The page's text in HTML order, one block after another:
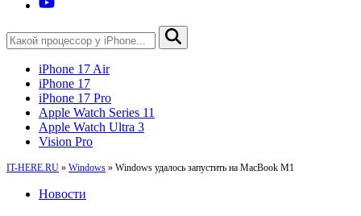
iPhone 17 Air
iPhone 17
iPhone 17 Pro
Apple Watch Series 11
Apple Watch Ultra 3
Vision Pro
IT-HERE.RU » Windows » Windows удалось запустить на MacBook M1
Новости